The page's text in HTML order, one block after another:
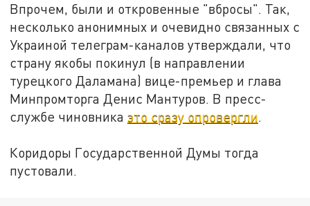
Впрочем, были и откровенные "вбросы". Так,
несколько анонимных и очевидно связанных с
Украиной телеграм-каналов утверждали, что
страну якобы покинул (в направлении
турецкого Даламана) вице-премьер и глава
Минпромторга Денис Мантуров. В пресс-
службе чиновникаэто сразу опровергли.
Коридоры Государственной Думы тогда
пустовали.